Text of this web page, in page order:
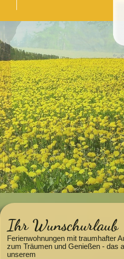
Ihr Wunschurlaub
Ferienwohnungen mit traumhafter
zum Träumen und Genießen - das
unserem